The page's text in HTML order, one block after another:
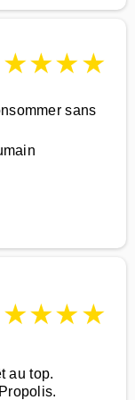
★★★★
sans
★★★★
au top.